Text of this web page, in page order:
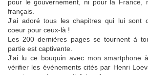
pour le gouvernement, ni pour la France,
français.
J'ai adoré tous les chapitres qui lui sont
coeur pour ceux-là !
Les 200 dernières pages se tournent à
partie est captivante.
J'ai lu ce bouquin avec mon smartphone
vérifier les événements cités par Henri